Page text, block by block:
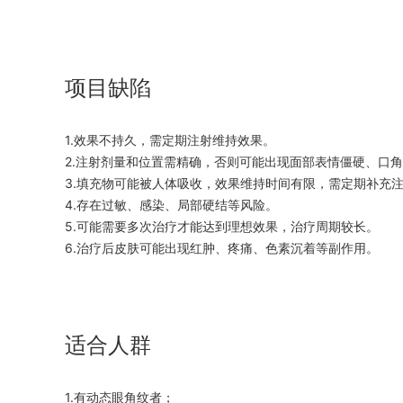
项目缺陷
1.效果不持久，需定期注射维持效果。
2.注射剂量和位置需精确，否则可能出现面部表情僵硬、口角
3.填充物可能被人体吸收，效果维持时间有限，需定期补充注
4.存在过敏、感染、局部硬结等风险。
5.可能需要多次治疗才能达到理想效果，治疗周期较长。
6.治疗后皮肤可能出现红肿、疼痛、色素沉着等副作用。
适合人群
1.有动态眼角纹者；